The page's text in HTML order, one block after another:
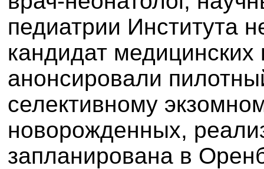
педиатрии Института
кандидат
анонсировали
селективному
новорожденных,
запланирована в